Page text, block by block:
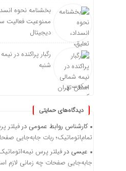
بخشنامه نحوه
ممنوعیت فعالیت
دیجیتال
رگبار پراکنده در
شنبه
دیدگاه‌های حمایتی
کارشناس روابط عمومی در فیلتر
تمام‌اتوماتیک؛ ربات جابه‌جایی
عیسی در فیلتر پرس
جابه‌جایی صفحات چه زمانی لازم